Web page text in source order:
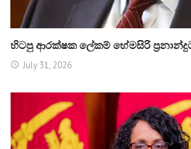
හිටපු ආරක්ෂක ලේකම් හේමසිරි
July 31, 2026